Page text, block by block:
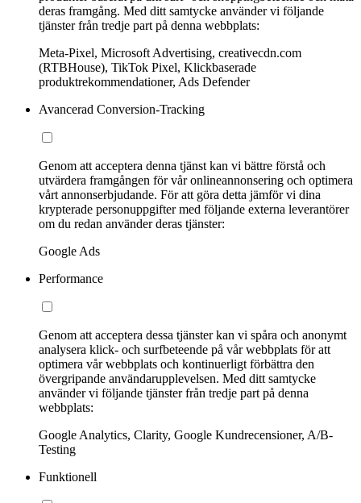
deras framgång. Med ditt samtycke använder vi följande
tjänster från tredje part på denna webbplats:
Meta-Pixel, Microsoft Advertising, creativecdn.com
(RTBHouse), TikTok Pixel, Klickbaserade
produktrekommendationer, Ads Defender
Avancerad Conversion-Tracking
Genom att acceptera denna tjänst kan vi bättre förstå och
utvärdera framgången för vår onlineannonsering och optimera
vårt annonserbjudande. För att göra detta jämför vi dina
krypterade personuppgifter med följande externa leverantörer
om du redan använder deras tjänster:
Google Ads
Performance
Genom att acceptera dessa tjänster kan vi spåra och anonymt
analysera klick- och surfbeteende på vår webbplats för att
optimera vår webbplats och kontinuerligt förbättra den
övergripande användarupplevelsen. Med ditt samtycke
använder vi följande tjänster från tredje part på denna
webbplats:
Google Analytics, Clarity, Google Kundrecensioner, A/B-
Testing
Funktionell